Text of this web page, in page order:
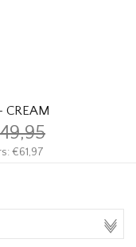
CREAM
€61,97